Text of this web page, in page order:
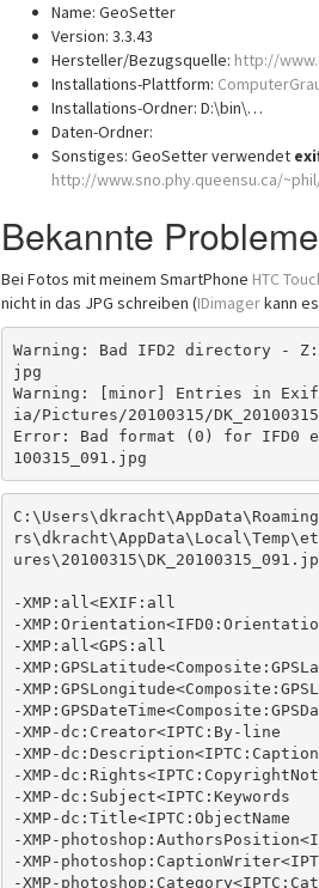
Name: GeoSetter
Version: 3.3.43
Hersteller/Bezugsquelle: http://
Installations-Plattform:
Installations-Ordner: D:\bin\…
Daten-Ordner:
Sonstiges: GeoSetter verwendet
http://www.sno.phy.queensu.ca/
Bekannte Probleme
Bei Fotos mit meinem SmartPhone HTC
nicht in das JPG schreiben (IDimagerkann
Warning: Bad IFD2 directory - Z:/
jpg
Warning: [minor] Entries in
ia/Pictures/20100315/
Error: Bad format (0) for IFD0
-XMP:all<EXIF:all
-
-XMP:all<GPS:all
-
-
-
-XMP-dc:Creator<IPTC:By-line
-XMP-
-XMP-
-XMP-dc:Subject<IPTC:Keywords
-XMP-dc:Title<IPTC:ObjectName
-XMP-
-XMP-
-XMP-